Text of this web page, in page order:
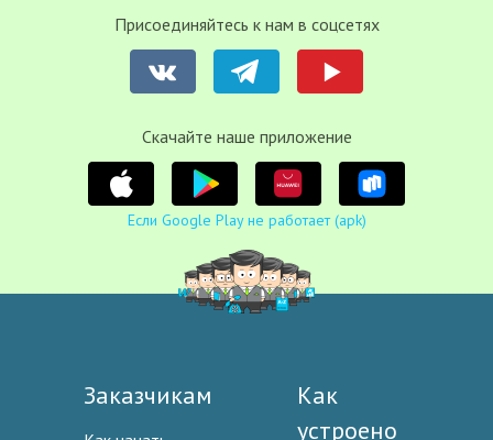
Присоединяйтесь к нам в соцсетях
Cкачайте наше приложение
Если Google Play не работает (apk)
Заказчикам
Как
устроено